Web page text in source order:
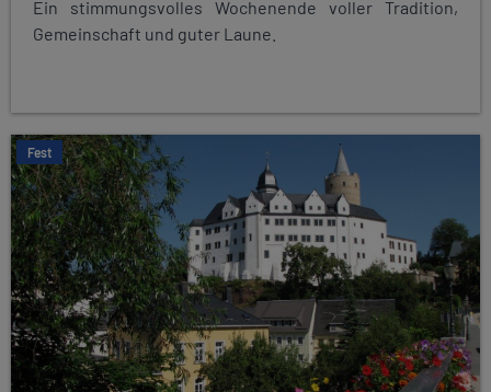
Ein stimmungsvolles Wochenende voller Tradition,
Gemeinschaft und guter Laune.
Fest